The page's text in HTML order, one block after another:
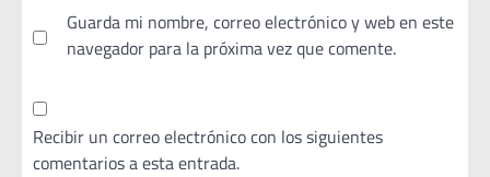
Guarda mi nombre, correo electrónico y web en este
navegador para la próxima vez que comente.
Recibir un correo electrónico con los siguientes
comentarios a esta entrada.